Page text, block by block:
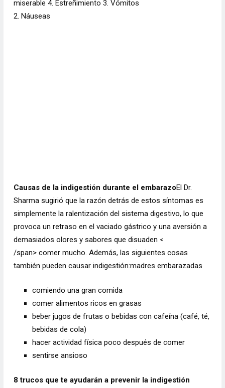
miserable 4. Estreñimiento 3. Vómitos
2. Náuseas
Causas de la indigestión durante el embarazoEl Dr.
Sharma sugirió que la razón detrás de estos síntomas es
simplemente la ralentización del sistema digestivo, lo que
provoca un retraso en el vaciado gástrico y una aversión a
demasiados olores y sabores que disuaden <
/span> comer mucho. Además, las siguientes cosas
también pueden causar indigestión:madres embarazadas
comiendo una gran comida
comer alimentos ricos en grasas
beber jugos de frutas o bebidas con cafeína (café, té,
bebidas de cola)
hacer actividad física poco después de comer
sentirse ansioso
8 trucos que te ayudarán a prevenir la indigestión